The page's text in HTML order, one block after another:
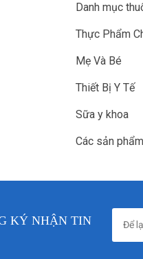
Danh mục
Thực Phẩm
Mẹ Và Bé
Thiết Bị Y Tế
Sữa y khoa
Các sản
KÝ NHẬN TIN